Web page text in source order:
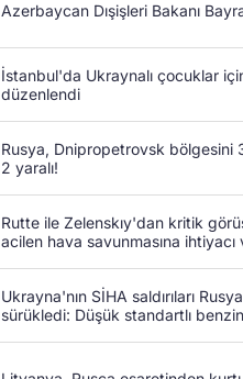
Azerbaycan Dışişleri Bakanı
İstanbul'da Ukraynalı çocuklar
düzenlendi
Rusya, Dnipropetrovsk bölgesini
2 yaralı!
Rutte ile Zelenskıy'dan kritik
acilen hava savunmasına ihtiyacı
Ukrayna'nın SİHA saldırıları
sürükledi: Düşük standartlı